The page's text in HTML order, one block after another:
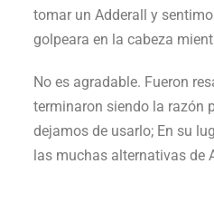
tomar un Adderall y
golpeara en la cabeza
No es agradable. Fueron
terminaron siendo la razón
dejamos de usarlo; En su
las muchas alternativas de